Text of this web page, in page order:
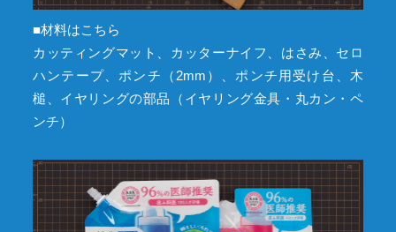
■材料はこちら
カッティングマット、カッターナイフ、はさみ、セロ
ハンテープ、ポンチ（2mm）、ポンチ用受け台、木
槌、イヤリングの部品（イヤリング金具・丸カン・ペ
ンチ）